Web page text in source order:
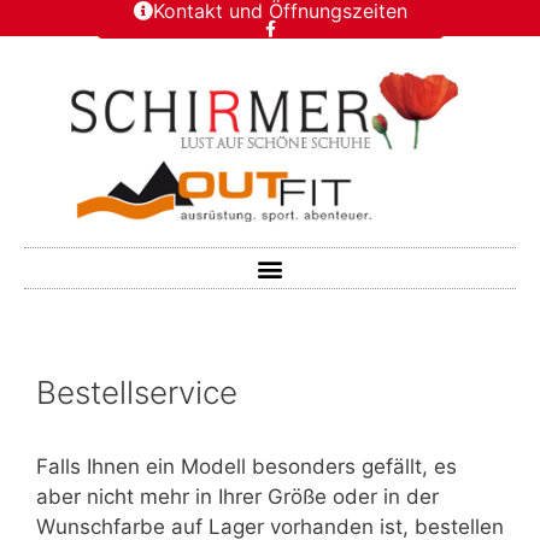
Kontakt und Öffnungszeiten
Bestellservice
Falls Ihnen ein Modell besonders gefällt, es
aber nicht mehr in Ihrer Größe oder in der
Wunschfarbe auf Lager vorhanden ist, bestellen